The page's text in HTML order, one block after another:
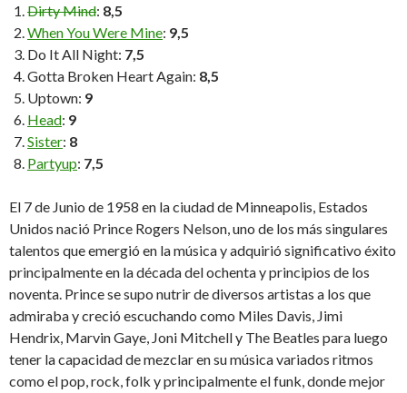
Dirty Mind: 8,5
When You Were Mine: 9,5
Do It All Night: 7,5
Gotta Broken Heart Again: 8,5
Uptown: 9
Head: 9
Sister: 8
Partyup: 7,5
El 7 de Junio de 1958 en la ciudad de Minneapolis, Estados
Unidos nació Prince Rogers Nelson, uno de los más singulares
talentos que emergió en la música y adquirió significativo éxito
principalmente en la década del ochenta y principios de los
noventa. Prince se supo nutrir de diversos artistas a los que
admiraba y creció escuchando como Miles Davis, Jimi
Hendrix, Marvin Gaye, Joni Mitchell y The Beatles para luego
tener la capacidad de mezclar en su música variados ritmos
como el pop, rock, folk y principalmente el funk, donde mejor